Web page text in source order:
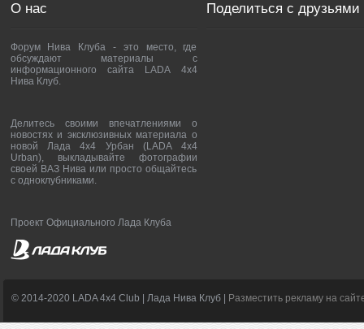
О нас
Форум Нива Клуба - это место, где
обсуждают материалы с
информационного сайта LADA 4x4
Нива Клуб.
Делитесь своими впечатлениями о
новостях и эксклюзивных материала о
новой Лада 4х4 Урбан (LADA 4x4
Urban), выкладывайте фотографии
своей ВАЗ Нива или просто общайтесь
с одноклубниками.
Проект Официального Лада Клуба
Поделиться с друзьями
© 2014-2020 LADA 4x4 Club | Лада Нива Клуб | Разместить рекламу на